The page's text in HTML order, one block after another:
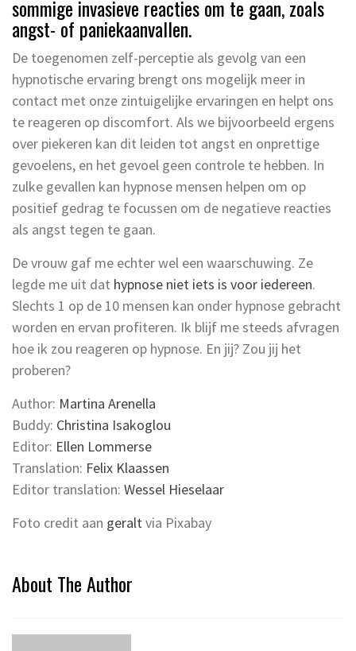
sommige invasieve reacties om te gaan, zoals
angst- of paniekaanvallen.
De toegenomen zelf-perceptie als gevolg van een
hypnotische ervaring brengt ons mogelijk meer in
contact met onze zintuigelijke ervaringen en helpt ons
te reageren op discomfort. Als we bijvoorbeeld ergens
over piekeren kan dit leiden tot angst en onprettige
gevoelens, en het gevoel geen controle te hebben. In
zulke gevallen kan hypnose mensen helpen om op
positief gedrag te focussen om de negatieve reacties
als angst tegen te gaan.
De vrouw gaf me echter wel een waarschuwing. Ze
legde me uit dat hypnose niet iets is voor iedereen.
Slechts 1 op de 10 mensen kan onder hypnose gebracht
worden en ervan profiteren. Ik blijf me steeds afvragen
hoe ik zou reageren op hypnose. En jij? Zou jij het
proberen?
Author: Martina Arenella
Buddy: Christina Isakoglou
Editor: Ellen Lommerse
Translation: Felix Klaassen
Editor translation: Wessel Hieselaar
Foto credit aan geraltvia Pixabay
About The Author